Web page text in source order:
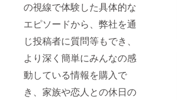
の視線で体験した具体的な
エピソードから、弊社を通
じ投稿者に質問等もでき、
より深く簡単にみんなの感
動している情報を購入で
き、家族や恋人との休日の